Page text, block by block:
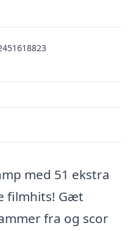
med 51 ekstra
filmhits! Gæt
fra og scor